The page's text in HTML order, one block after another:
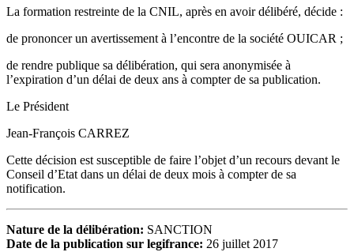
La formation restreinte de la CNIL, après en avoir délibéré, décide :
de prononcer un avertissement à l’encontre de la société OUICAR ;
de rendre publique sa délibération, qui sera anonymisée à
l’expiration d’un délai de deux ans à compter de sa publication.
Le Président
Jean-François CARREZ
Cette décision est susceptible de faire l’objet d’un recours devant le
Conseil d’Etat dans un délai de deux mois à compter de sa
notification.
Nature de la délibération: SANCTION
Date de la publication sur legifrance: 26 juillet 2017